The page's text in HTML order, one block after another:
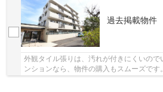
過去掲載物件
外観タイル張りは、汚れが付きにくいの
ンションなら、物件の購入もスムーズで